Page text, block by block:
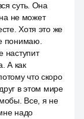
суть. Она
не может
Хотя это же
понимаю.
наступит
А как
что скоро
в этом мире
мобы. Все, я не
надо